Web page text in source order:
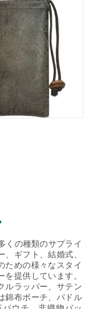
くの種類のサプライ
ギフト、結婚式、
ための様々なスタイ
提供しています。
ルラッパー、サテン
錦布ポーチ、パドル